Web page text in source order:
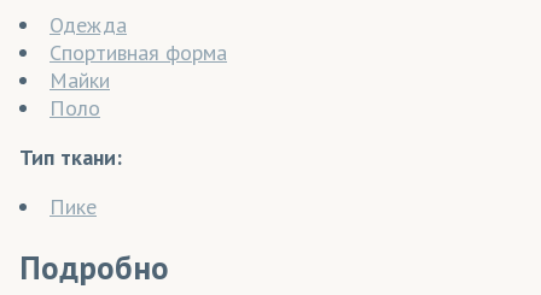
Одежда
Спортивная форма
Майки
Поло
Тип ткани:
Пике
Подробно